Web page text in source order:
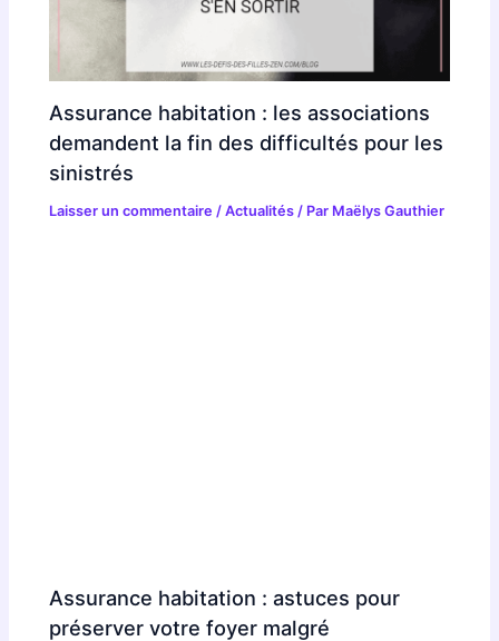
Assurance habitation : les associations
demandent la fin des difficultés pour les
sinistrés
Laisser un commentaire /Actualités / Par Maëlys Gauthier
Assurance habitation : astuces pour
préserver votre foyer malgré